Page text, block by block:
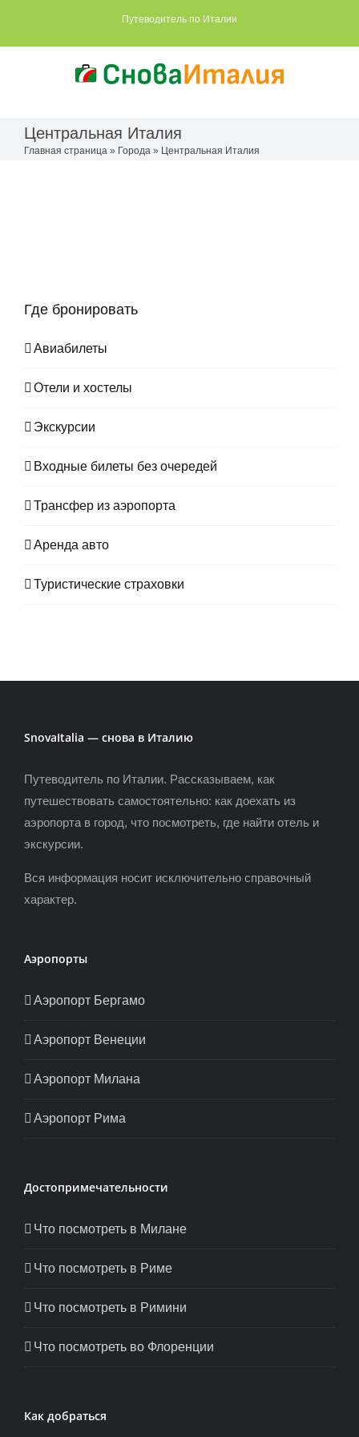
Путеводитель по Италии
Центральная Италия
Главная страница » Города » Центральная Италия
Где бронировать
Авиабилеты
Отели и хостелы
Экскурсии
Входные билеты без очередей
Трансфер из аэропорта
Аренда авто
Туристические страховки
SnovaItalia — снова в Италию
Путеводитель по Италии. Рассказываем, как
путешествовать самостоятельно: как доехать из
аэропорта в город, что посмотреть, где найти отель и
экскурсии.
Вся информация носит исключительно справочный
характер.
Аэропорты
Аэропорт Бергамо
Аэропорт Венеции
Аэропорт Милана
Аэропорт Рима
Достопримечательности
Что посмотреть в Милане
Что посмотреть в Риме
Что посмотреть в Римини
Что посмотреть во Флоренции
Как добраться